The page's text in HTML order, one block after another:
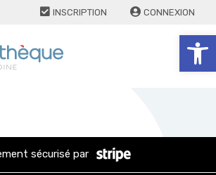
INSCRIPTION CONNEXION
sécurisé par